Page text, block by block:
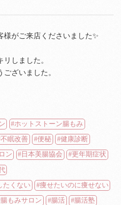
がご来店くださいました✨
しました。
ざいました。
ホットストーン腸もみ
不眠改善 便秘 健康診断
ン 日本美腸協会 更年期症状
くない 痩せたいのに痩せない
腸もみサロン 腸活 腸活塾